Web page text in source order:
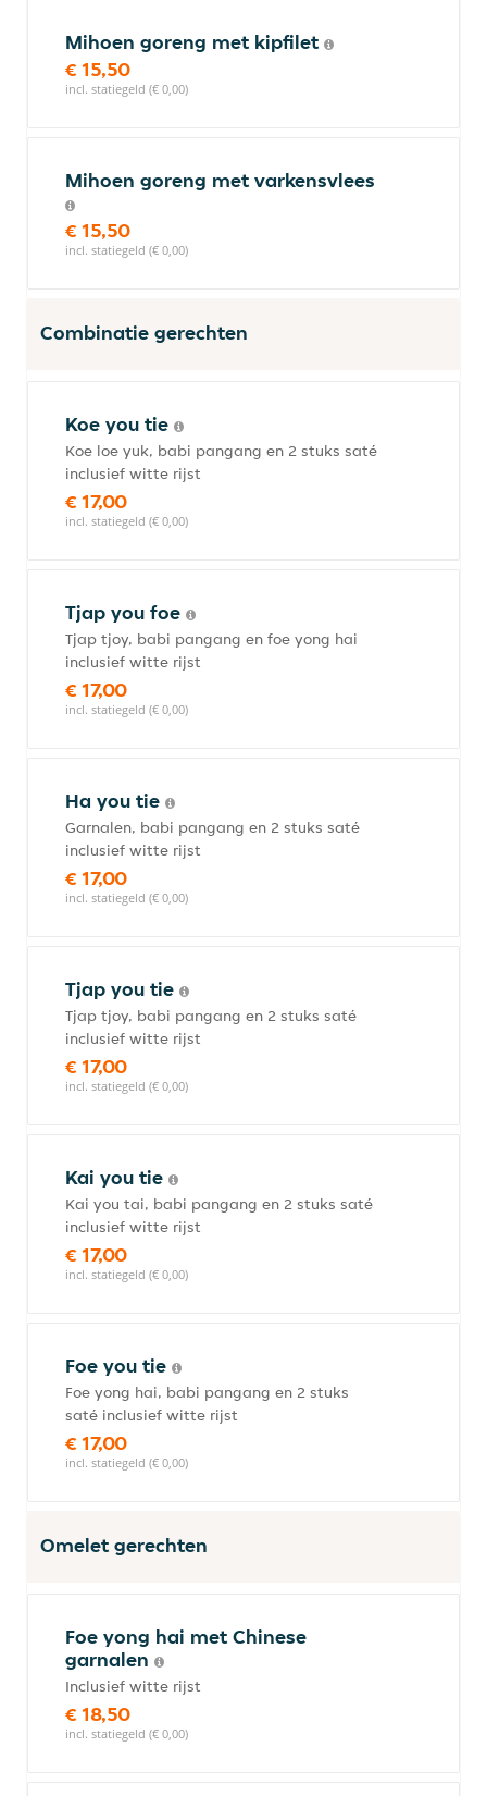
Mihoen goreng met kipfilet
€ 15,50
incl. statiegeld (€ 0,00)
Mihoen goreng met varkensvlees
€ 15,50
incl. statiegeld (€ 0,00)
Combinatie gerechten
Koe you tie
Koe loe yuk, babi pangang en 2 stuks saté
inclusief witte rijst
€ 17,00
incl. statiegeld (€ 0,00)
Tjap you foe
Tjap tjoy, babi pangang en foe yong hai
inclusief witte rijst
€ 17,00
incl. statiegeld (€ 0,00)
Ha you tie
Garnalen, babi pangang en 2 stuks saté
inclusief witte rijst
€ 17,00
incl. statiegeld (€ 0,00)
Tjap you tie
Tjap tjoy, babi pangang en 2 stuks saté
inclusief witte rijst
€ 17,00
incl. statiegeld (€ 0,00)
Kai you tie
Kai you tai, babi pangang en 2 stuks saté
inclusief witte rijst
€ 17,00
incl. statiegeld (€ 0,00)
Foe you tie
Foe yong hai, babi pangang en 2 stuks
saté inclusief witte rijst
€ 17,00
incl. statiegeld (€ 0,00)
Omelet gerechten
Foe yong hai met Chinese
garnalen
Inclusief witte rijst
€ 18,50
incl. statiegeld (€ 0,00)